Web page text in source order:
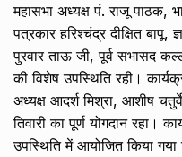
महासभा अध्यक्ष पं. राजू पाठक,
पत्रकार हरिश्चंद्र दीक्षित बापू,
पुरवार ताऊ जी, पूर्व सभासद
की विशेष उपस्थिति रही।
अध्यक्ष आदर्श मिश्रा, आशीष
तिवारी का पूर्ण योगदान रहा।
उपस्थिति में आयोजित किया